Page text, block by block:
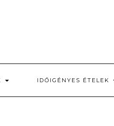
IDŐIGÉNYES ÉTELEK